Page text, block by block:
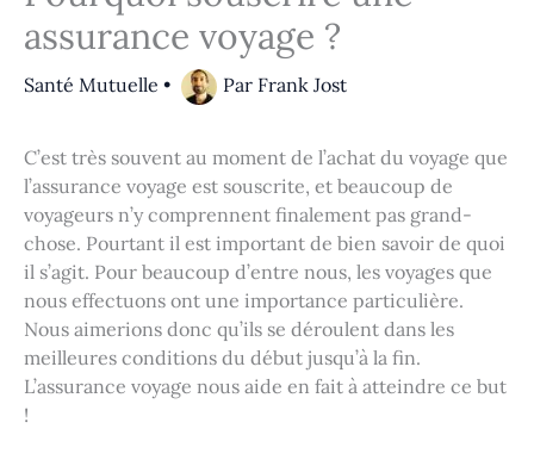
assurance voyage ?
Santé Mutuelle • Par Frank Jost
C’est très souvent au moment de l’achat du voyage que
l’assurance voyage est souscrite, et beaucoup de
voyageurs n’y comprennent finalement pas grand-
chose. Pourtant il est important de bien savoir de quoi
il s’agit. Pour beaucoup d’entre nous, les voyages que
nous effectuons ont une importance particulière.
Nous aimerions donc qu’ils se déroulent dans les
meilleures conditions du début jusqu’à la fin.
L’assurance voyage nous aide en fait à atteindre ce but
!